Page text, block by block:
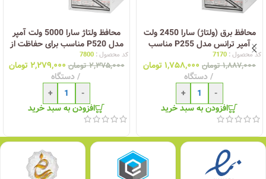
محافظ برق (ولتاژ) سارا 2450 ولت
آمپر ترانس مدل P255 مناسب
یخچال و فریزر کد محصول : 7170
۱,۸۸۷,۰۰۰ تومان ۱,۷۵۸,۰۰۰ تومان
دستگاه
-
+
افزودن به سبد خرید
محافظ ولتاژ سارا 5000 ولت آمپر
مدل P520 مناسب برای حفاظت از
انواع لباسشویی و ظرفشوییکد محصول : 7800
۲,۳۷۵,۰۰۰ تومان ۲,۲۷۹,۰۰۰ تومان
دستگاه
-
+
افزودن به سبد خرید